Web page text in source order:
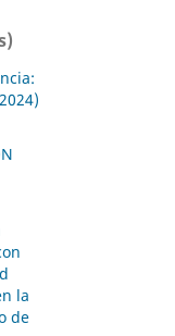
la
de